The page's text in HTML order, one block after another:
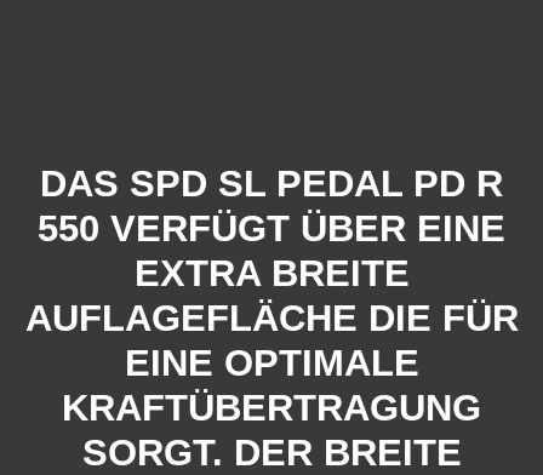
DAS SPD SL PEDAL PD R
550 VERFÜGT ÜBER EINE
EXTRA BREITE
AUFLAGEFLÄCHE DIE FÜR
EINE OPTIMALE
KRAFTÜBERTRAGUNG
SORGT. DER BREITE